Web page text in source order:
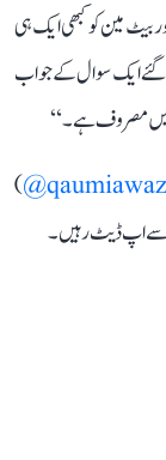
بیٹ مین کو کبھی ایک ہی
گئے ایک سوال کے جواب
میں مصروف ہے۔‘‘
qaumiawaz@
)
سے اپ ڈیٹ رہیں۔